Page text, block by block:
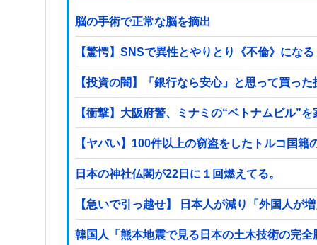
脳の手術で正常な脳を摘出
【驚愕】SNSで異性とやりとり《不倫》にな
【投資の闇】「銀行なら安心」と思って買っ
【衝撃】大阪府警、ミナミの“ベトナムビル”
日本の神社仏閣が22日に１回燃えてる。
【急いで引っ越せ】 日本人が減り「外国人
韓国人「熊本地震で見る日本の土木技術の完